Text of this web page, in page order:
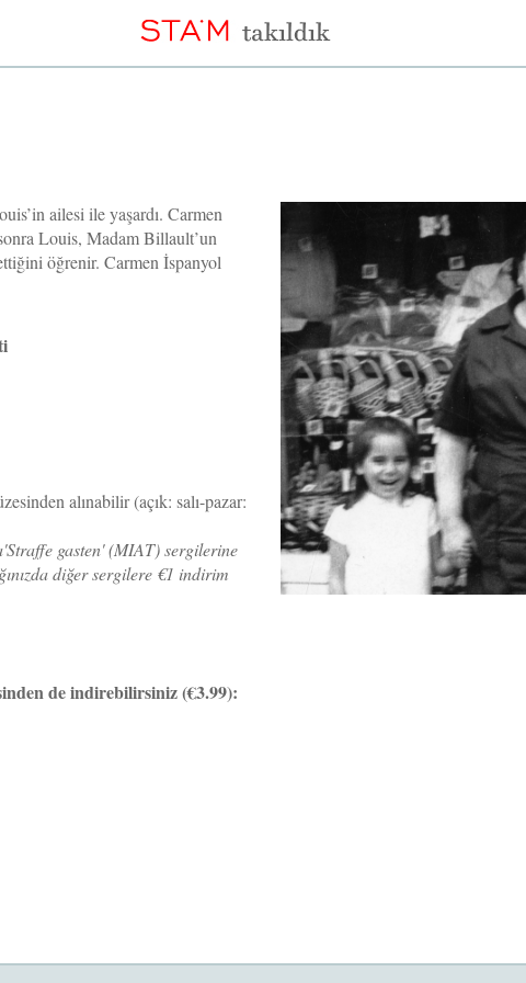
ailesi ile yaşardı. Carmen
Louis, Madam Billault’un
öğrenir. Carmen İspanyol
alınabilir (açık: salı-pazar:
gasten' (MIAT) sergilerine
diğer sergilere €1 indirim
de indirebilirsiniz (€3.99):